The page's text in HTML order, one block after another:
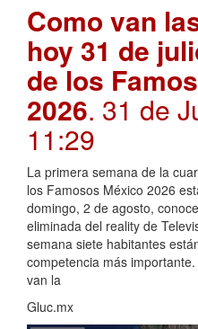
Como van
hoy 31 de
de los
2026. 31 de
11:29
La primera semana de la
los Famosos México 2026
domingo, 2 de agosto,
eliminada del reality de
semana siete habitantes
competencia más
van la
Gluc.mx